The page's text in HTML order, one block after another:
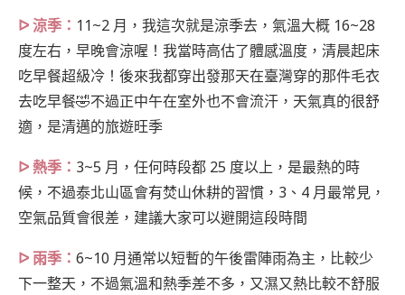
ᐅ 涼季： 11~2 月，我這次就是涼季去，氣溫大概 16~28
度左右，早晚會涼喔！我當時高估了體感溫度，清晨起床
吃早餐超級冷！後來我都穿出發那天在臺灣穿的那件毛衣
去吃早餐🤣不過正中午在室外也不會流汗，天氣真的很舒
適，是清邁的旅遊旺季
ᐅ 熱季： 3~5 月，任何時段都 25 度以上，是最熱的時
候，不過泰北山區會有焚山休耕的習慣，3、4 月最常見，
空氣品質會很差，建議大家可以避開這段時間
ᐅ 雨季： 6~10 月通常以短暫的午後雷陣雨為主，比較少
下一整天，不過氣溫和熱季差不多，又濕又熱比較不舒服